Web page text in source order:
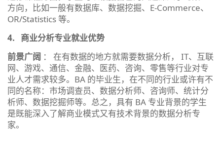
方向，比如一般有数据库、数据挖掘、E-Commerce、
OR/Statistics 等。
4.
商业分析专业就业优势
前景广阔 ： 在有数据的地方就需要数据分析， IT、互联
网、游戏、通信、金融、医药、咨询、零售等行业对专
业人才需求较多。BA 的毕业生，在不同的行业或许有不
同的名称：市场调查员、数据分析师、咨询师、统计分
析师、数据挖掘师等。总之，具有 BA 专业背景的学生
是既能深入了解商业模式又有技术背景的数据分析专
家。